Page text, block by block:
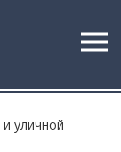
уличной